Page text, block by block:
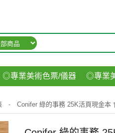
◎專業美術色票/儀器 ◎專業
- Conifer 綠的事務 25K活頁現金本